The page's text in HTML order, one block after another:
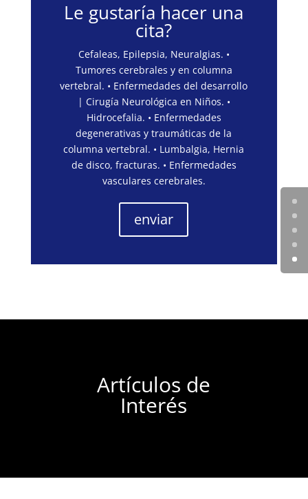
Le gustaría hacer una
cita?
Cefaleas, Epilepsia, Neuralgias. •
Tumores cerebrales y en columna
vertebral. • Enfermedades del desarrollo
| Cirugía Neurológica en Niños. •
Hidrocefalia. • Enfermedades
degenerativas y traumáticas de la
columna vertebral. • Lumbalgia, Hernia
de disco, fracturas. • Enfermedades
vasculares cerebrales.
enviar
Artículos de
Interés